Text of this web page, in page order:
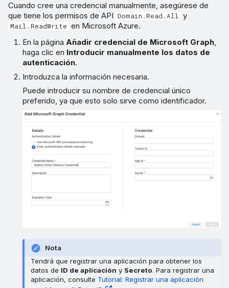
Cuando cree una credencial manualmente, asegúrese de
que tiene los permisos de API Domain.Read.All y
Mail.ReadWrite en Microsoft Azure.
En la páginaAñadir credencial de Microsoft Graph,
haga clic en Introducir manualmente los datos de
autenticación.
Introduzca la información necesaria.
Puede introducir su nombre de credencial único
preferido, ya que esto solo sirve como identificador.
Nota
Tendrá que registrar una aplicación para obtener los
datos de ID de aplicación y Secreto. Para registrar una
aplicación, consulte Tutorial: Registrar una aplicación